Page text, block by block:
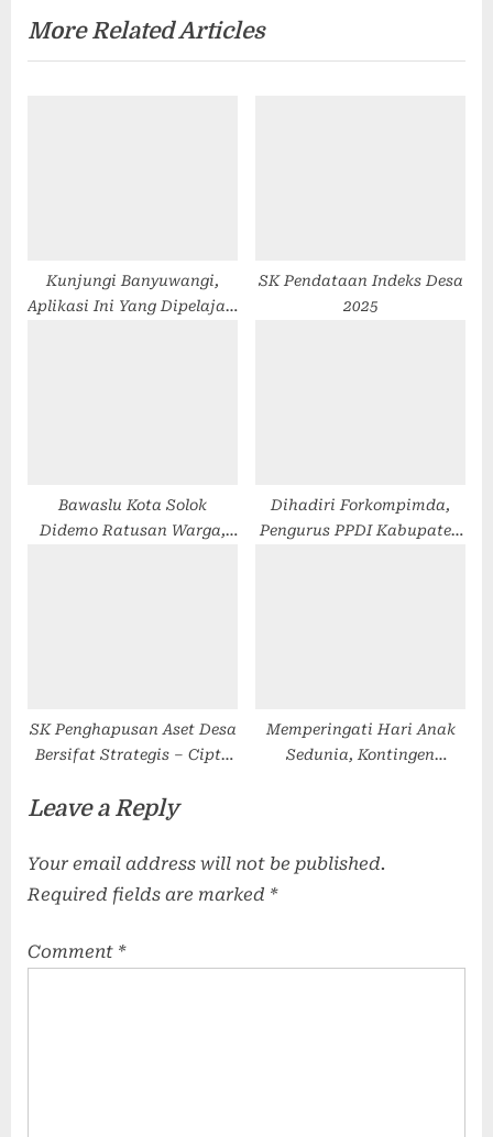
More Related Articles
Kunjungi Banyuwangi,
Aplikasi Ini Yang Dipelajari
SK Pendataan Indeks Desa
2025
Bawaslu Kota Solok
Didemo Ratusan Warga,
Dihadiri Forkompimda,
Pengurus PPDI Kabupaten
SK Penghapusan Aset Desa
Bersifat Strategis – Cipta
Memperingati Hari Anak
Sedunia, Kontingen
Leave a Reply
Your email address will not be published.
Required fields are marked *
Comment *